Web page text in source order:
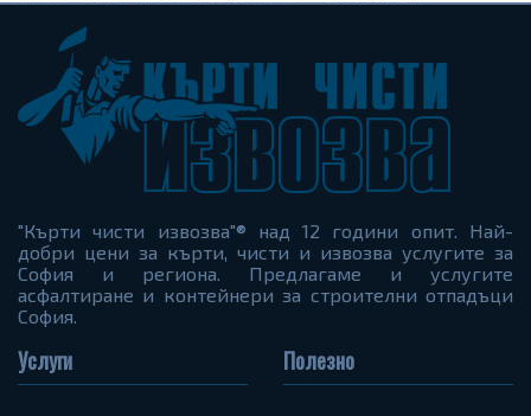
"Кърти чисти извозва"® над 12 години опит. Най-
добри цени за кърти, чисти и извозва услугите за
София и региона. Предлагаме и услугите
асфалтиране и контейнери за строителни отпадъци
София.
Услуги Полезно